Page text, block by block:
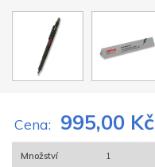
Cena: 995,00 Kč
Množství 1